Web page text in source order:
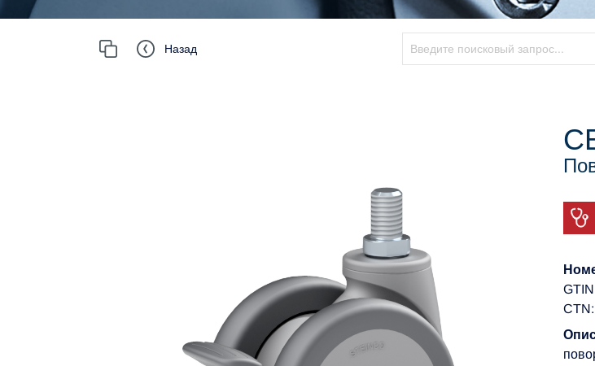
Назад